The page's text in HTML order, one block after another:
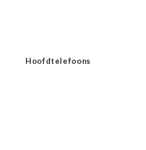
Hoofdtelefoons